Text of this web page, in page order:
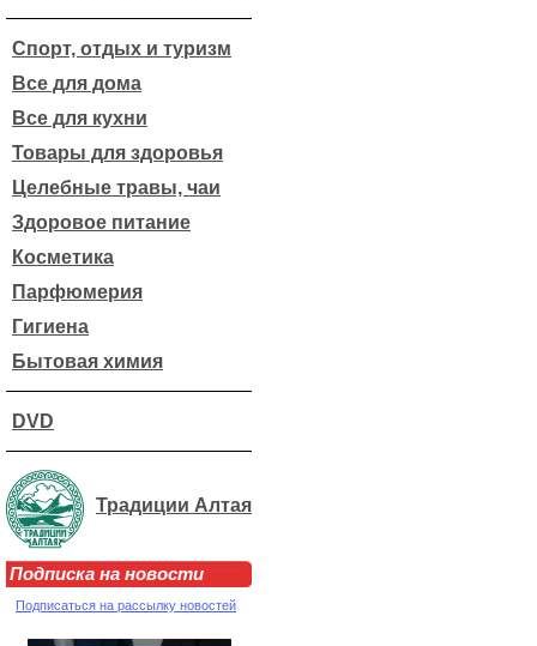
Спорт, отдых и туризм
Все для дома
Все для кухни
Товары для здоровья
Целебные травы, чаи
Здоровое питание
Косметика
Парфюмерия
Гигиена
Бытовая химия
DVD
Традиции Алтая
Подписка на новости
Подписаться на рассылку новостей